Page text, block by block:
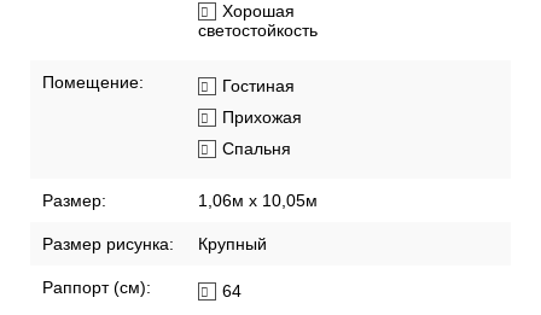
Хорошая
светостойкость
Помещение:
Гостиная
Прихожая
Спальня
Размер: 1,06м х 10,05м
Размер рисунка: Крупный
Раппорт (см): 64